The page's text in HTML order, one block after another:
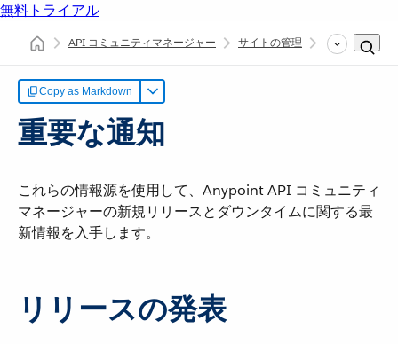
無料トライアル
API コミュニティマネージャー サイトの管理 重要な通知
Copy as Markdown
重要な通知
これらの情報源を使用して、Anypoint API コミュニティ
マネージャーの新規リリースとダウンタイムに関する最
新情報を入手します。
リリースの発表